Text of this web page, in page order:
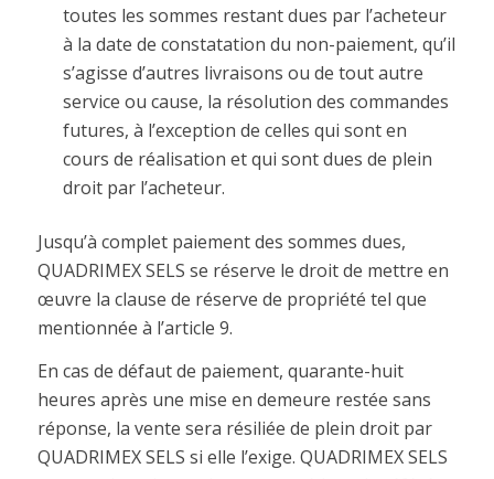
toutes les sommes restant dues par l’acheteur
à la date de constatation du non-paiement, qu’il
s’agisse d’autres livraisons ou de tout autre
service ou cause, la résolution des commandes
futures, à l’exception de celles qui sont en
cours de réalisation et qui sont dues de plein
droit par l’acheteur.
Jusqu’à complet paiement des sommes dues,
QUADRIMEX SELS se réserve le droit de mettre en
œuvre la clause de réserve de propriété tel que
mentionnée à l’article 9.
En cas de défaut de paiement, quarante-huit
heures après une mise en demeure restée sans
réponse, la vente sera résiliée de plein droit par
QUADRIMEX SELS si elle l’exige. QUADRIMEX SELS